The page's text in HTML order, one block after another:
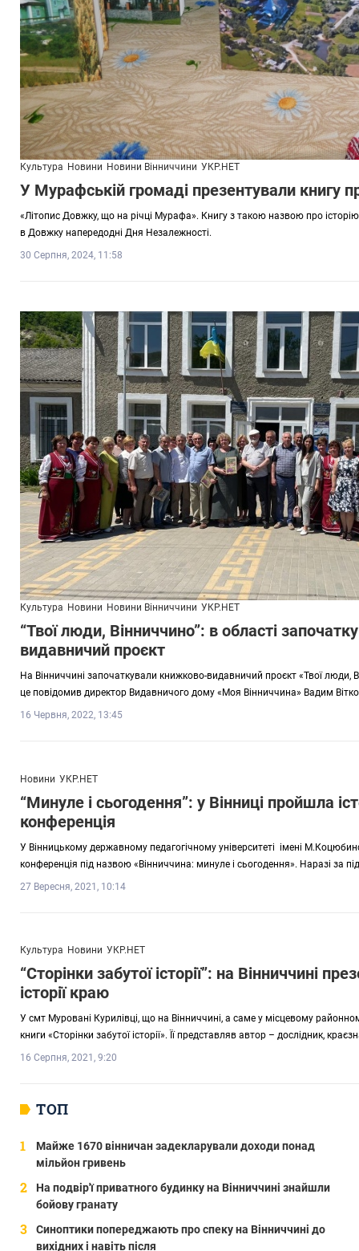
Культура Новини Новини Вінниччини УКР.НЕТ
У Мурафській громаді презентували книгу
«Літопис Довжку, що на річці Мурафа». Книгу з такою назвою про
в Довжку напередодні Дня Незалежності.
30 Серпня, 2024, 11:58
Культура Новини Новини Вінниччини УКР.НЕТ
“Твої люди, Вінниччино”: в області
видавничий проєкт
На Вінниччині започаткували книжково-видавничий проєкт «Твої люди,
це повідомив директор Видавничого дому «Моя Вінниччина» Вадим
16 Червня, 2022, 13:45
Новини УКР.НЕТ
“Минуле і сьогодення”: у Вінниці пройшла
конференція
У Вінницькому державному педагогічному університеті імені
конференція під назвою «Вінниччина: минуле і сьогодення». Наразі за
27 Вересня, 2021, 10:14
Культура Новини УКР.НЕТ
“Сторінки забутої історії”: на Вінниччині
історії краю
У смт Муровані Курилівці, що на Вінниччині, а саме у місцевому
книги «Сторінки забутої історії». Її представляв автор – дослідник,
16 Серпня, 2021, 9:20
ТОП
Майже 1670 вінничан задекларували доходи понад
мільйон гривень
На подвір'ї приватного будинку на Вінниччині знайшли
бойову гранату
Синоптики попереджають про спеку на Вінниччині до
вихідних і навіть після